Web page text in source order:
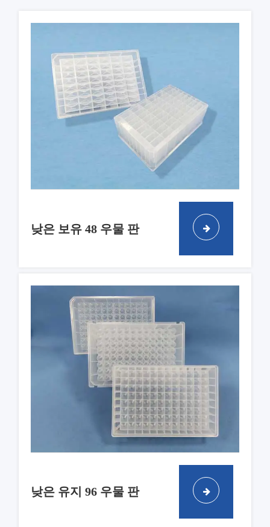
낮은 보유 48 우물 판
낮은 유지 96 우물 판